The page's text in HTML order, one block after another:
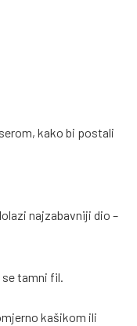
kako bi postali
najzabavniji dio –
tamni fil.
kašikom ili